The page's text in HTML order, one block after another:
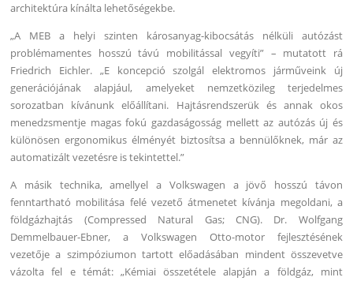
architektúra kínálta lehetőségekbe.
„A MEB a helyi szinten károsanyag-kibocsátás nélküli autózást
problémamentes hosszú távú mobilitással vegyíti” – mutatott rá
Friedrich Eichler. „E koncepció szolgál elektromos járműveink új
generációjának alapjául, amelyeket nemzetközileg terjedelmes
sorozatban kívánunk előállítani. Hajtásrendszerük és annak okos
menedzsmentje magas fokú gazdaságosság mellett az autózás új és
különösen ergonomikus élményét biztosítsa a bennülőknek, már az
automatizált vezetésre is tekintettel.”
A másik technika, amellyel a Volkswagen a jövő hosszú távon
fenntartható mobilitása felé vezető átmenetet kívánja megoldani, a
földgázhajtás (Compressed Natural Gas; CNG). Dr. Wolfgang
Demmelbauer-Ebner, a Volkswagen Otto-motor fejlesztésének
vezetője a szimpóziumon tartott előadásában mindent összevetve
vázolta fel e témát: „Kémiai összetétele alapján a földgáz, mint